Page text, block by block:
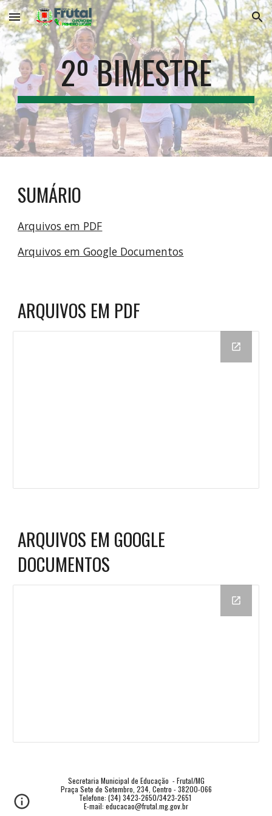
Skip to main content Skip to navigation
2º BIMESTRE
SUMÁRIO
Arquivos em PDF
Arquivos em Google Documentos
ARQUIVOS EM PDF
ARQUIVOS EM GOOGLE
DOCUMENTOS
Secretaria Municipal de Educação  - Frutal/MG
Praça Sete de Setembro, 234, Centro - 38200-066
Telefone: (34) 3423-2650/3423-2651
E-mail: educacao@frutal.mg.gov.br